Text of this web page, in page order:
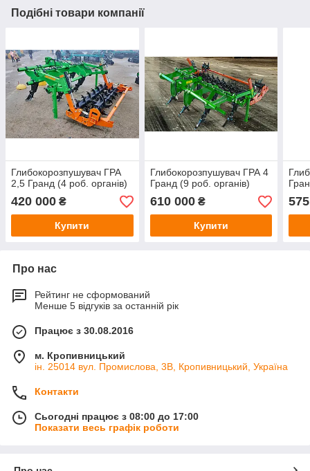
Подібні товари компанії
Глибокорозпушувач ГРА
2,5 Гранд (4 роб. органів)
420 000 ₴
Купити
Глибокорозпушувач ГРА 4
Гранд (9 роб. органів)
610 000₴
Купити
Про нас
Рейтинг не сформований
Менше 5 відгуків за останній рік
Працює з 30.08.2016
м. Кропивницький
ін. 25014 вул. Промислова, 3В, Кропивницький, Україна
Контакти
Сьогодні працює з 08:00 до 17:00
Показати весь графік роботи